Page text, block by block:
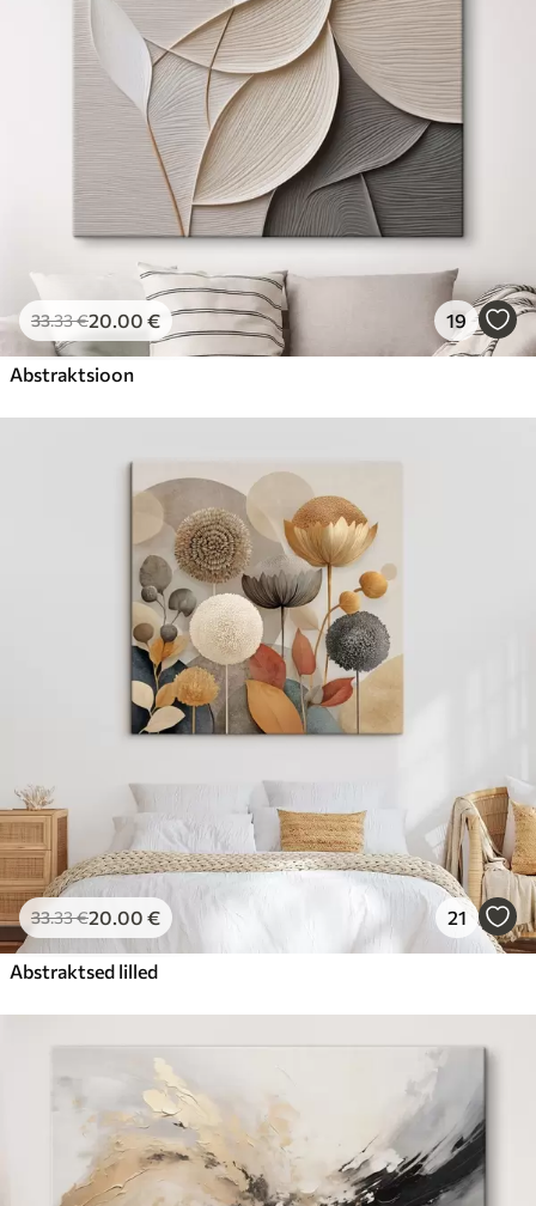
33.33€20.00 € 19
Abstraktsioon
33.33€20.00 € 21
Abstraktsed lilled